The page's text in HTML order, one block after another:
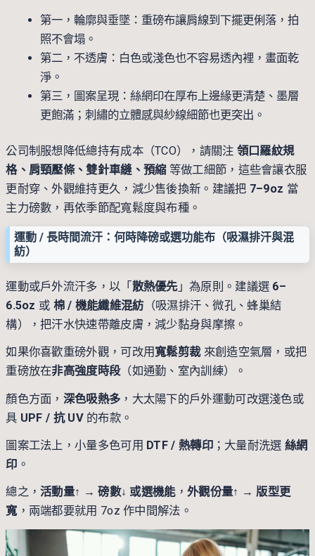
第一，輪廓與垂墜：重磅布讓肩線到下擺更俐落，拍
照不會塌。
第二，不透膚：白色或淺色也不容易透內裡，畫面乾
淨。
第三，圖案呈現：絲網印在厚布上邊緣更清楚、墨層
更飽滿；刺繡的立體感與紗線細節也更突出。
公司制服想降低總持有成本（TCO），請關注 領口羅紋規
格、肩頸壓條、雙針車縫、預縮等做工細節，這些會讓衣服
更耐穿、外觀維持更久，減少售後換新。建議把 7–9oz 當
主力磅數，再依季節配寬鬆度與布種。
運動 / 長時間流汗：何時降磅或選功能布（吸濕排汗與混
紡）
運動或戶外流汗多，以「散熱優先」為原則。建議選 6–
6.5oz 或 棉 / 機能纖維混紡（吸濕排汗、微孔、蜂巢結
構），把汗水快速帶離皮膚，減少黏身與摩擦。
如果你喜歡重磅外觀，可改用寬鬆剪裁來創造空氣層，或把
重磅放在非高強度時段（如通勤、室內訓練）。
顏色方面， 深色吸熱多 ，大太陽下的戶外運動可改選淺色或
具 UPF / 抗 UV的布款。
圖案工法上，小量多色可用 DTF / 熱轉印；大量耐洗選 絲網
印 。
總之，活動量↑ → 磅數↓ 或選機能， 外觀份量↑ → 版型更
寬，兩端都要就用 7oz 作中間解法。